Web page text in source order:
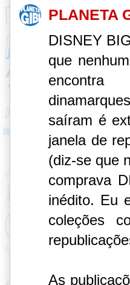
PLANETA
DISNEY
que
encontra
saíram é
janela de
(diz-se que
comprava
inédito. Eu
coleções
As